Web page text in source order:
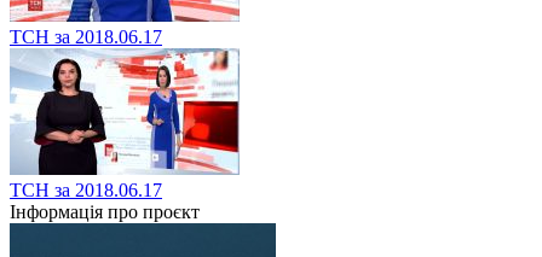
ТСН за 2018.06.17
ТСН за 2018.06.17
Інформація про проєкт